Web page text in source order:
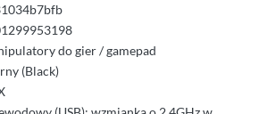
do gier / gamepad
(Black)